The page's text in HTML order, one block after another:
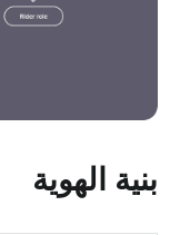
بنية الهوية